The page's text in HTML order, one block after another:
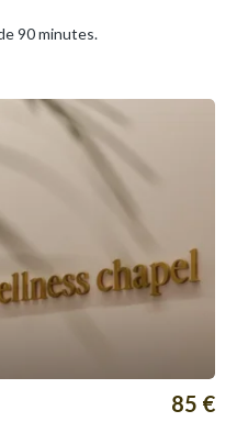
90 minutes.
85 €